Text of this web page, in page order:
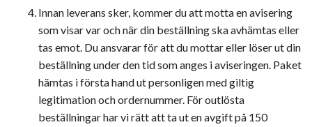
Innan leverans sker, kommer du att motta en avisering
som visar var och när din beställning ska avhämtas eller
tas emot. Du ansvarar för att du mottar eller löser ut din
beställning under den tid som anges i aviseringen. Paket
hämtas i första hand ut personligen med giltig
legitimation och ordernummer. För outlösta
beställningar har vi rätt att ta ut en avgift på 150